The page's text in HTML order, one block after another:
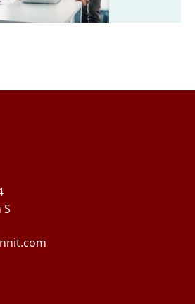
信息来咨询相关业务时，NNIT